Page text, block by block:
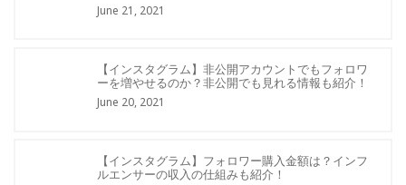
June 21, 2021
【インスタグラム】非公開アカウントでもフォロワ
ーを増やせるのか？非公開でも見れる情報も紹介！
June 20, 2021
【インスタグラム】フォロワー購入金額は？インフ
ルエンサーの収入の仕組みも紹介！